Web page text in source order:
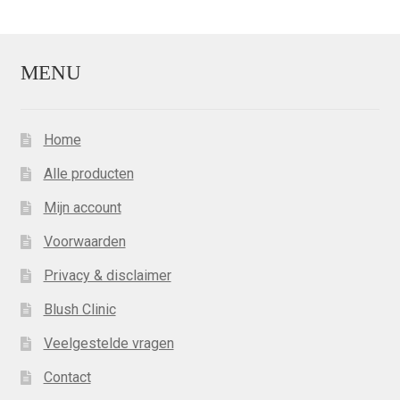
MENU
Home
Alle producten
Mijn account
Voorwaarden
Privacy & disclaimer
Blush Clinic
Veelgestelde vragen
Contact